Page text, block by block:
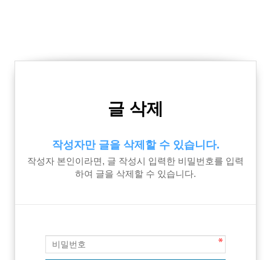
글 삭제
작성자만 글을 삭제할 수 있습니다.
작성자 본인이라면, 글 작성시 입력한 비밀번호를 입력
하여 글을 삭제할 수 있습니다.